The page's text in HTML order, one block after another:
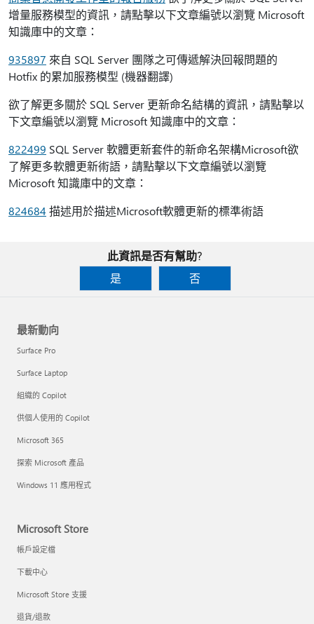
增量服務模型的資訊，請點擊以下文章編號以瀏覽 Microsoft
知識庫中的文章：
935897 來自 SQL Server 團隊之可傳遞解決回報問題的
Hotfix 的累加服務模型 (機器翻譯)
欲了解更多關於 SQL Server 更新命名結構的資訊，請點擊以
下文章編號以瀏覽 Microsoft 知識庫中的文章：
822499 SQL Server 軟體更新套件的新命名架構Microsoft欲
了解更多軟體更新術語，請點擊以下文章編號以瀏覽
Microsoft 知識庫中的文章：
824684 描述用於描述Microsoft軟體更新的標準術語
此資訊是否有幫助?
是
否
最新動向
Surface Pro
Surface Laptop
組織的 Copilot
供個人使用的 Copilot
Microsoft 365
探索 Microsoft 產品
Windows 11 應用程式
Microsoft Store
帳戶設定檔
下載中心
Microsoft Store 支援
退貨/退款